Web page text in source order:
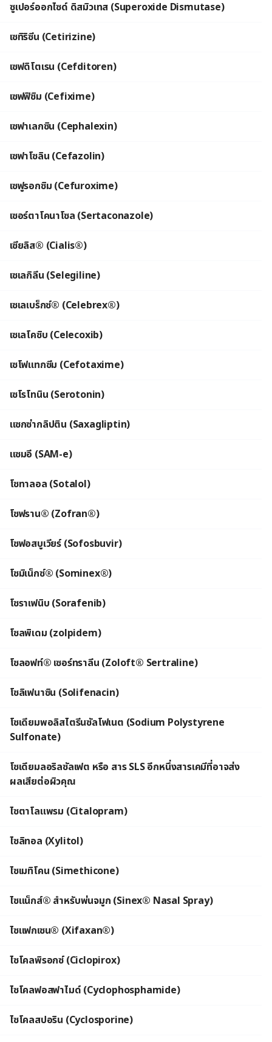
ซูเปอร์ออกไซด์ ดิสมิวเทส (Superoxide Dismutase)
เซทิริซีน (Cetirizine)
เซฟดิโตเรน (Cefditoren)
เซฟฟิซิม (Cefixime)
เซฟาเลกซิน (Cephalexin)
เซฟาโซลิน (Cefazolin)
เซฟูรอกซิม (Cefuroxime)
เซอร์ตาโคนาโซล (Sertaconazole)
เซียลิส® (Cialis®)
เซเลกิลีน (Selegiline)
เซเลเบร็กซ์® (Celebrex®)
เซเลโคซิบ (Celecoxib)
เซโฟแทกซีม (Cefotaxime)
เซโรโทนิน (Serotonin)
แซกซ่ากลิปติน (Saxagliptin)
แซมอี (SAM-e)
โซทาลอล (Sotalol)
โซฟราน® (Zofran®)
โซฟอสบูเวียร์ (Sofosbuvir)
โซมิเน็กซ์® (Sominex®)
โซราเฟนิบ (Sorafenib)
โซลพิเดม (zolpidem)
โซลอฟท์® เซอร์ทราลีน (Zoloft® Sertraline)
โซลิเฟนาซิน (Solifenacin)
โซเดียมพอลิสไตรีนซัลโฟเนต (Sodium Polystyrene
Sulfonate)
โซเดียมลอริลซัลเฟต หรือ สาร SLS อีกหนึ่งสารเคมีที่อาจส่ง
ผลเสียต่อผิวคุณ
ไซตาโลแพรม (Citalopram)
ไซลิทอล (Xylitol)
ไซเมทิโคน (Simethicone)
ไซแน็กส์® สำหรับพ่นจมูก (Sinex® Nasal Spray)
ไซแฟกเซน® (Xifaxan®)
ไซโคลพิรอกซ์ (Ciclopirox)
ไซโคลฟอสฟาไมด์ (Cyclophosphamide)
ไซโคลสปอริน (Cyclosporine)